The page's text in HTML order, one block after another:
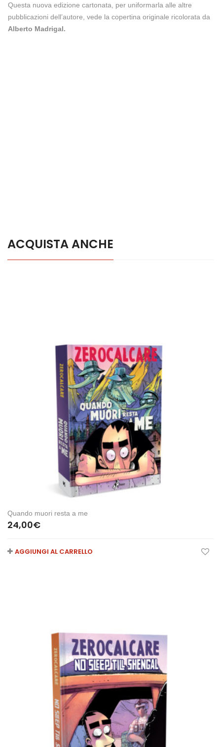
Questa nuova edizione cartonata, per uniformarla alle altre
pubblicazioni dell’autore, vede la copertina originale ricolorata da
Alberto Madrigal.
ACQUISTA ANCHE
Quando muori resta a me
24,00€
AGGIUNGI AL CARRELLO